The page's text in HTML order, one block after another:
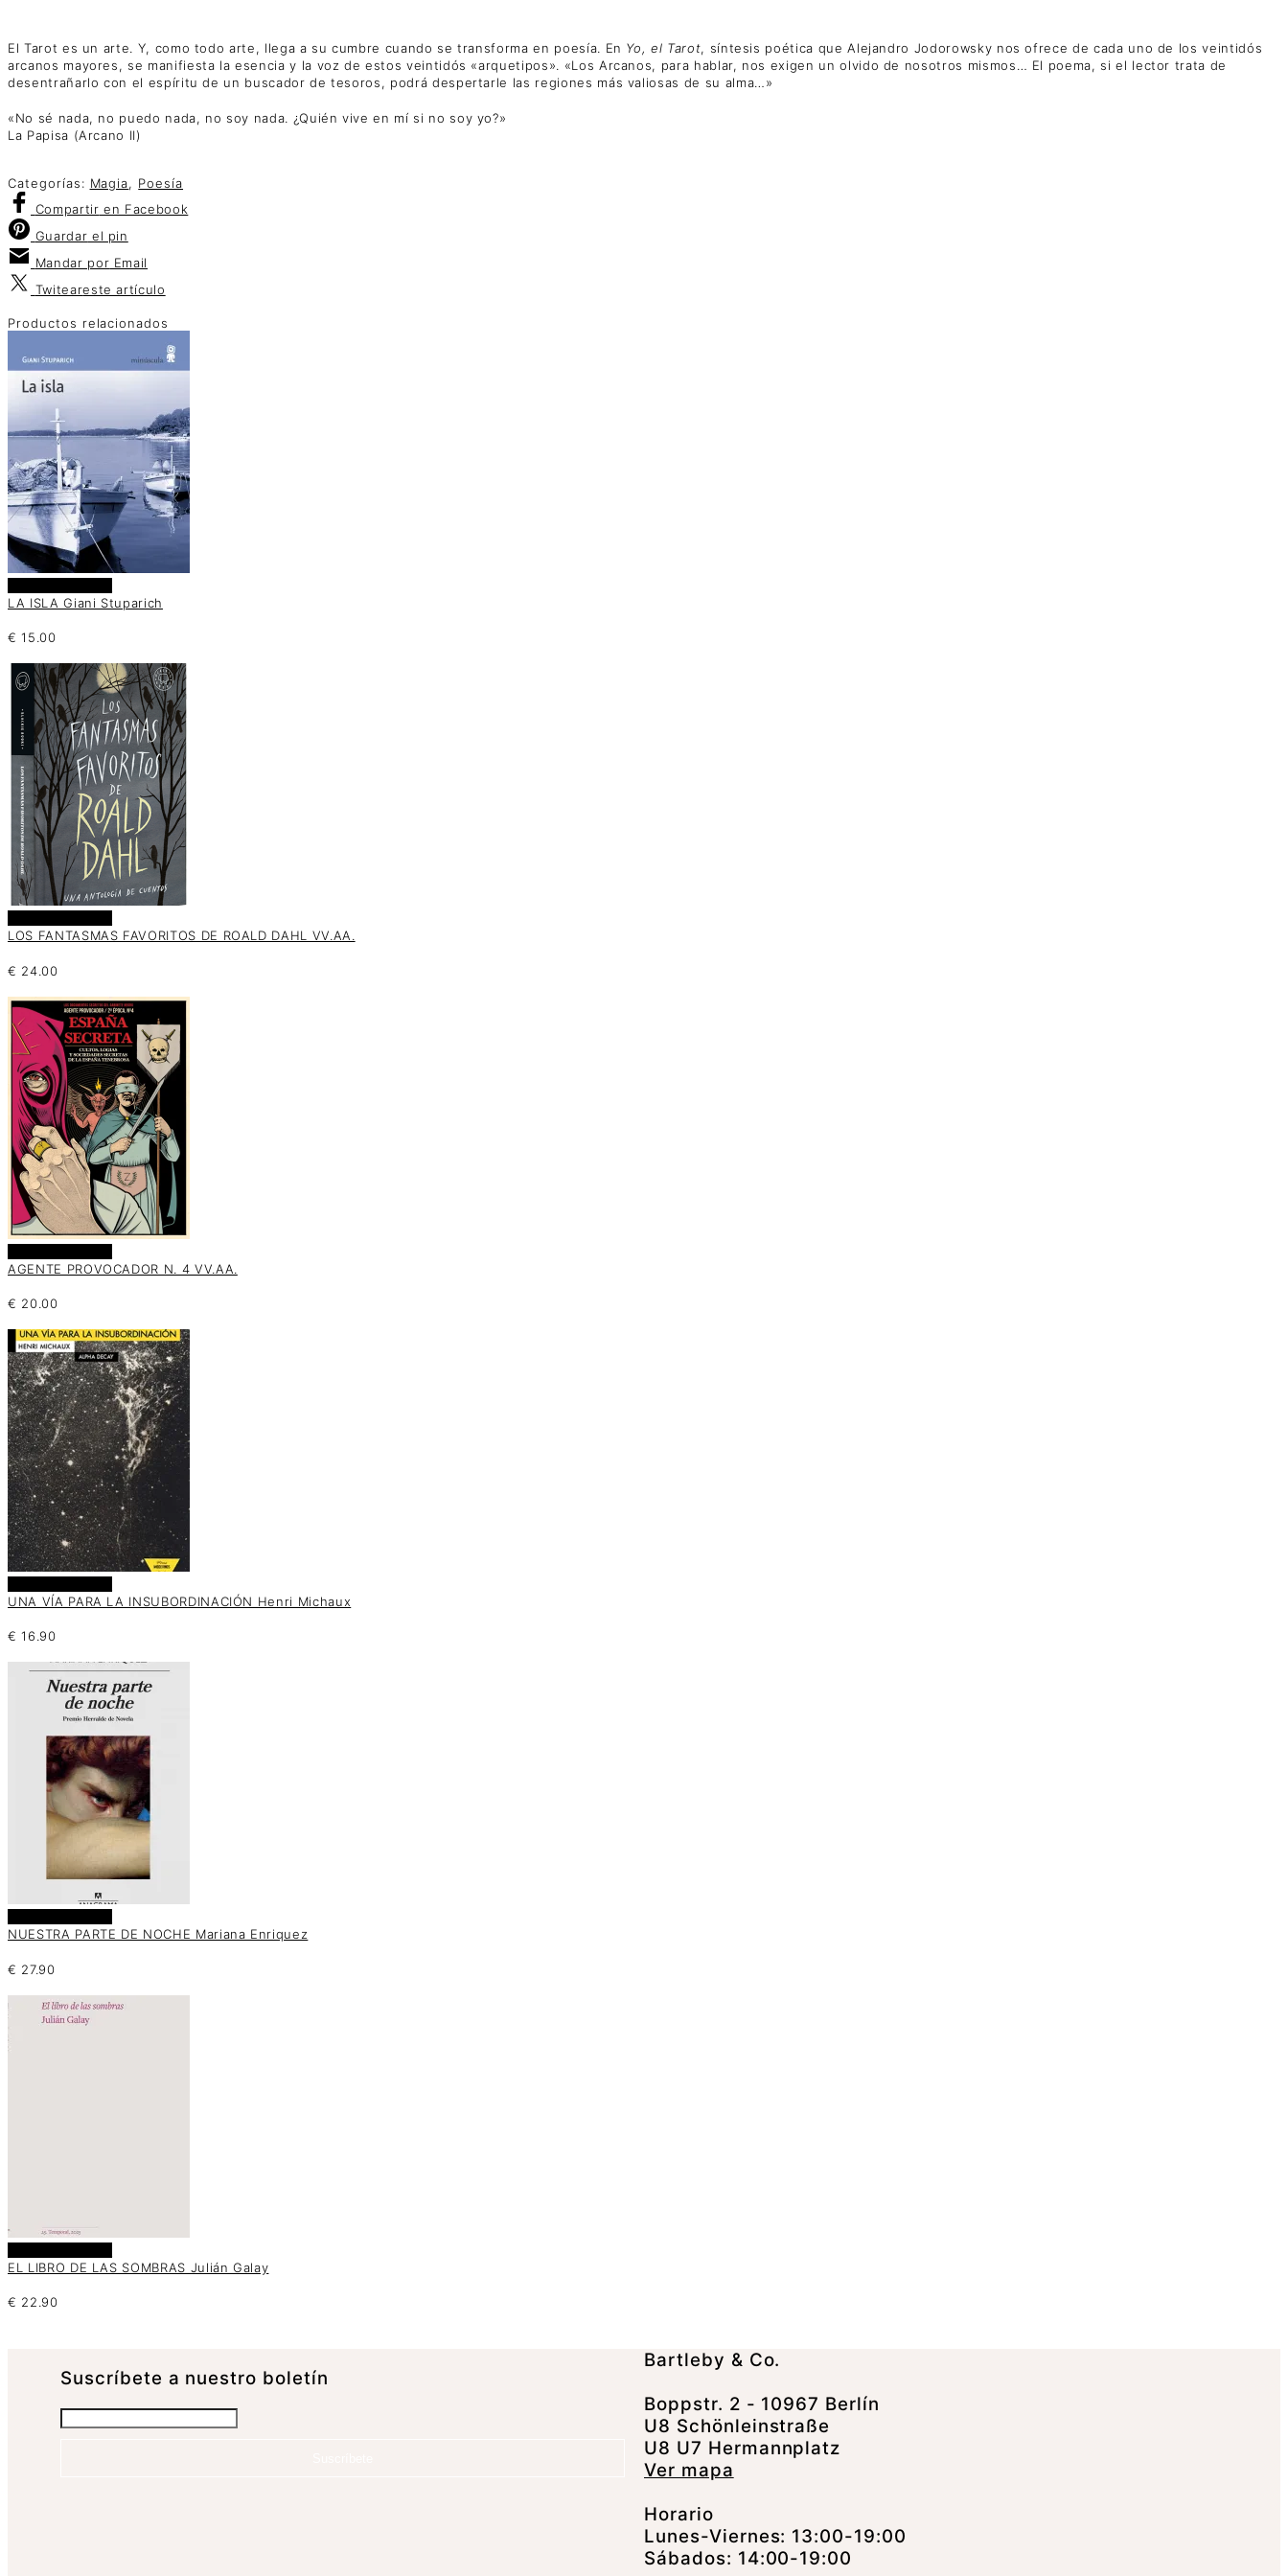
El Tarot es un arte. Y, como todo arte, llega a su cumbre cuando se transforma en poesía. En Yo, el Tarot, síntesis poética que Alejandro Jodorowsky nos ofrece de cada uno de los veintidós
arcanos mayores, se manifiesta la esencia y la voz de estos veintidós «arquetipos». «Los Arcanos, para hablar, nos exigen un olvido de nosotros mismos… El poema, si el lector trata de
desentrañarlo con el espíritu de un buscador de tesoros, podrá despertarle las regiones más valiosas de su alma…»
«No sé nada, no puedo nada, no soy nada. ¿Quién vive en mí si no soy yo?»
La Papisa (Arcano II)
Categorías: Magia, Poesía
Compartir en Facebook
Guardar el pin
Mandar por Email
Twiteareste artículo
Productos relacionados
LA ISLA Giani Stuparich
€ 15.00
LOS FANTASMAS FAVORITOS DE ROALD DAHL VV.AA.
€ 24.00
AGENTE PROVOCADOR N. 4 VV.AA.
€ 20.00
UNA VÍA PARA LA INSUBORDINACIÓN Henri Michaux
€ 16.90
NUESTRA PARTE DE NOCHE Mariana Enriquez
€ 27.90
EL LIBRO DE LAS SOMBRAS Julián Galay
€ 22.90
Suscrí­bete a nuestro boletín
Bartleby & Co.
Boppstr. 2 - 10967 Berlín
U8 Schönleinstraße
U8 U7 Hermannplatz
Ver mapa
Horario
Lunes-Viernes: 13:00-19:00
Sábados: 14:00-19:00